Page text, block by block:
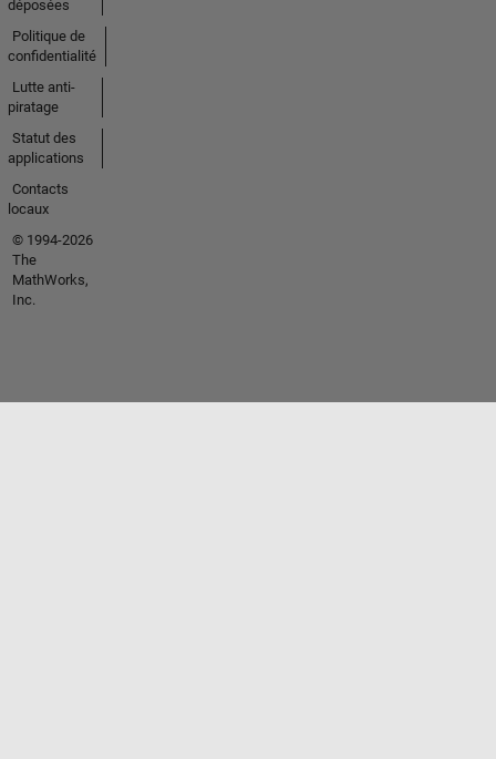
déposées
Politique de
confidentialité
Lutte anti-
piratage
Statut des
applications
Contacts
locaux
© 1994-2026
The
MathWorks,
Inc.